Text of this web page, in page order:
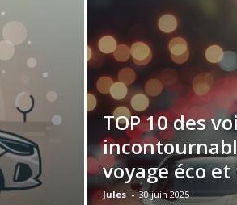
TOP 10 des
voyage éco
Jules - 30 juin 2025